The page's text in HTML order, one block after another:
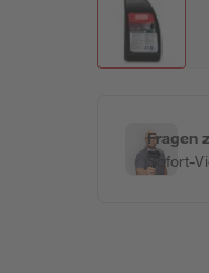
Fragen
Sofort-